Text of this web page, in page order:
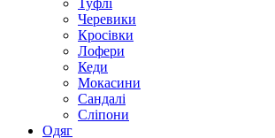
Туфлі
Черевики
Кросівки
Лофери
Кеди
Мокасини
Сандалі
Сліпони
Одяг